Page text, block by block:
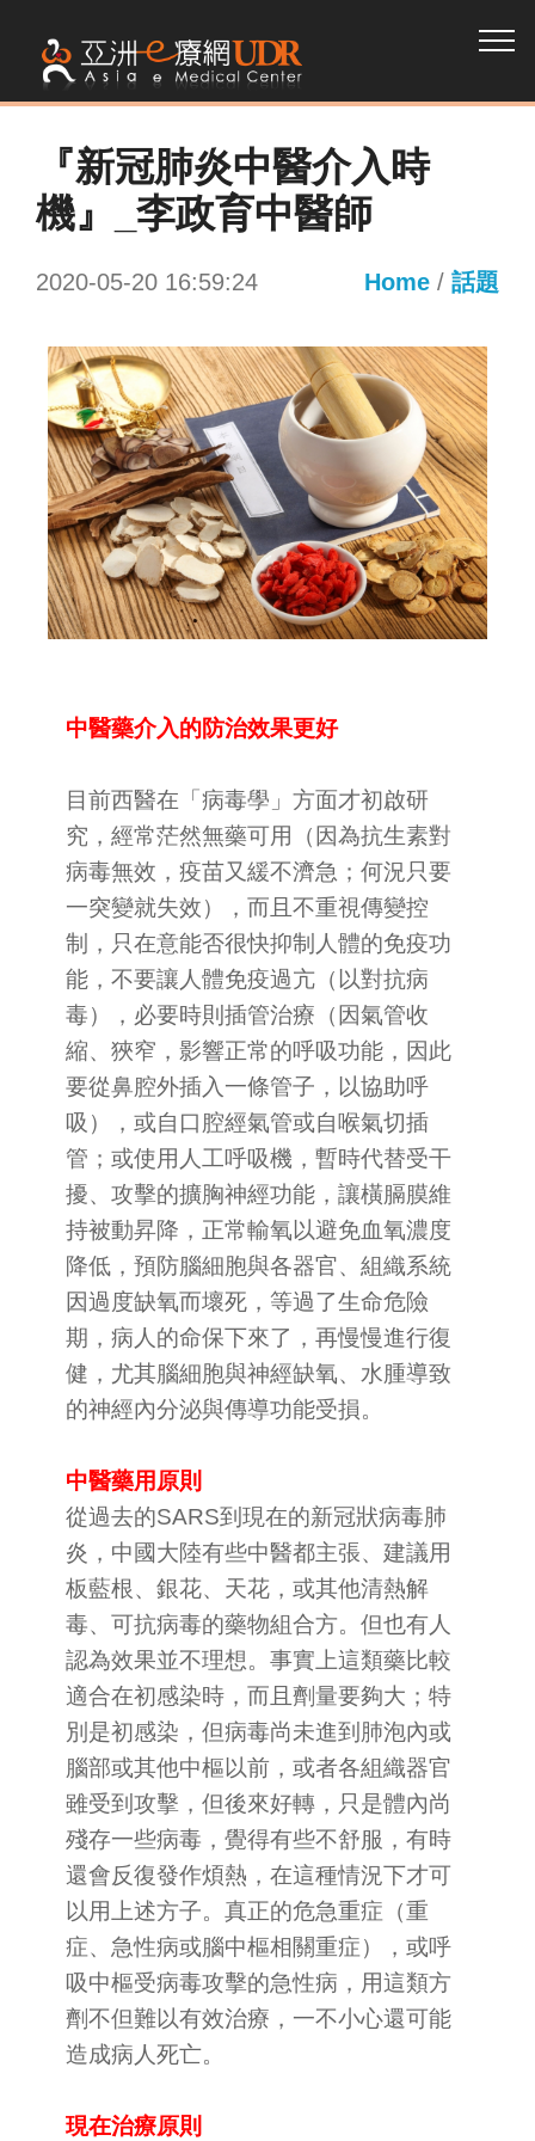
​『新冠肺炎中醫介入時
機』_李政育中醫師
2020-05-20 16:59:24 Home / 話題
中醫藥介入的防治效果更好
目前西醫在「病毒學」方面才初啟研
究，經常茫然無藥可用（因為抗生素對
病毒無效，疫苗又緩不濟急；何況只要
一突變就失效），而且不重視傳變控
制，只在意能否很快抑制人體的免疫功
能，不要讓人體免疫過亢（以對抗病
毒），必要時則插管治療（因氣管收
縮、狹窄，影響正常的呼吸功能，因此
要從鼻腔外插入一條管子，以協助呼
吸），或自口腔經氣管或自喉氣切插
管；或使用人工呼吸機，暫時代替受干
擾、攻擊的擴胸神經功能，讓橫膈膜維
持被動昇降，正常輸氧以避免血氧濃度
降低，預防腦細胞與各器官、組織系統
因過度缺氧而壞死，等過了生命危險
期，病人的命保下來了，再慢慢進行復
健，尤其腦細胞與神經缺氧、水腫導致
的神經內分泌與傳導功能受損。
中醫藥用原則
從過去的SARS到現在的新冠狀病毒肺
炎，中國大陸有些中醫都主張、建議用
板藍根、銀花、天花，或其他清熱解
毒、可抗病毒的藥物組合方。但也有人
認為效果並不理想。事實上這類藥比較
適合在初感染時，而且劑量要夠大；特
別是初感染，但病毒尚未進到肺泡內或
腦部或其他中樞以前，或者各組織器官
雖受到攻擊，但後來好轉，只是體內尚
殘存一些病毒，覺得有些不舒服，有時
還會反復發作煩熱，在這種情況下才可
以用上述方子。真正的危急重症（重
症、急性病或腦中樞相關重症），或呼
吸中樞受病毒攻擊的急性病，用這類方
劑不但難以有效治療，一不小心還可能
造成病人死亡。
現在治療原則